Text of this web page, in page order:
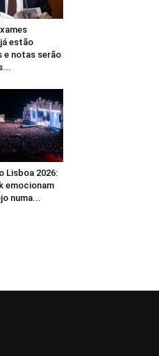
estão
e notas serão
Lisboa 2026:
emocionam
numa...